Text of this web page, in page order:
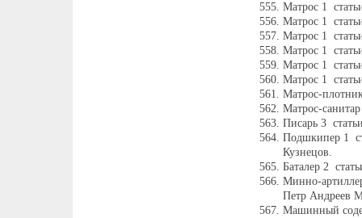
Матрос 1
Матрос 1
Матрос 1
Матрос 1
Матрос 1
Матрос 1
Матрос-
Матрос-
Писарь 3
Подшкипер 1
Кузнецов.
Баталер 2
Минно-
Петр Андреев
Машинный